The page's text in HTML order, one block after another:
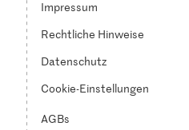
Impressum
Rechtliche Hinweise
Datenschutz
Cookie-Einstellungen
AGBs